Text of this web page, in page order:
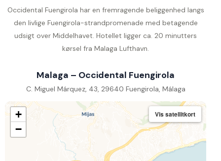
Occidental Fuengirola har en fremragende beliggenhed langs
den livlige Fuengirola-strandpromenade med betagende
udsigt over Middelhavet. Hotellet ligger ca. 20 minutters
kørsel fra Malaga Lufthavn.
Malaga – Occidental Fuengirola
C. Miguel Márquez, 43, 29640 Fuengirola, Málaga
+
−
Vis satellitkort